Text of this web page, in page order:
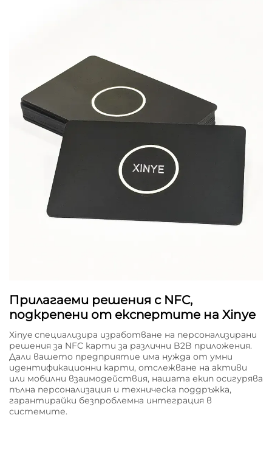
Прилагаеми решения с NFC,
подкрепени от експертите на Xinye
Xinye специализира изработване на персонализирани
решения за NFC карти за различни B2B приложения.
Дали вашето предприятие има нужда от умни
идентификационни карти, отслежване на активи
или мобилни взаимодействия, нашата екип осигурява
пълна персонализация и техническа поддръжка,
гарантирайки безпроблемна интеграция в
системите.